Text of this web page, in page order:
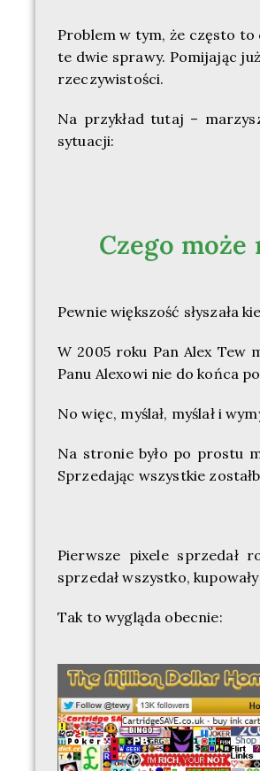
Problem w tym, że często to
te dwie sprawy. Pomijając
rzeczywistości.
Na przykład tutaj –
sytuacji:
Czego
Pewnie większość słyszała
W 2005 roku Pan Alex Tew
Panu Alexowi nie do końca
No więc, myślał, myślał i
Na stronie było po prostu
Sprzedając wszystkie
Pierwsze pixele sprzedał
sprzedał wszystko,
Tak to wygląda obecnie: